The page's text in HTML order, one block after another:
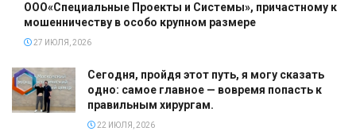
ООО«Специальные Проекты и Системы», причастному к
мошенничеству в особо крупном размере
27 ИЮЛЯ, 2026
Сегодня, пройдя этот путь, я могу сказать
одно: самое главное — вовремя попасть к
правильным хирургам.
22 ИЮЛЯ, 2026